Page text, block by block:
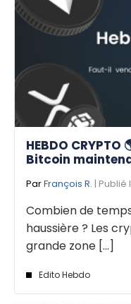
HEBDO
Bitcoin
ParFrançois R. | Publié
Combien de
haussière ? Les
grande zone [...]
Edito Hebdo